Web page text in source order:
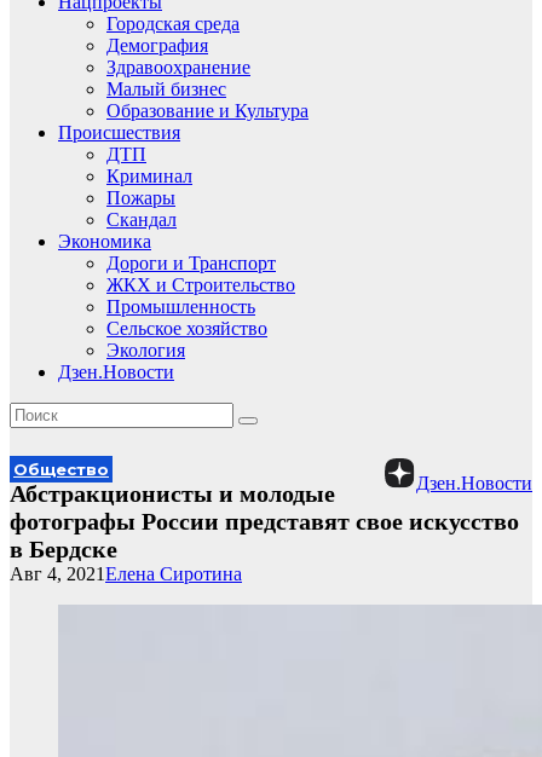
Городская среда
Демография
Здравоохранение
Малый бизнес
Образование и Культура
Происшествия
ДТП
Криминал
Пожары
Скандал
Экономика
Дороги и Транспорт
ЖКХ и Строительство
Промышленность
Сельское хозяйство
Экология
Дзен.Новости
Дзен.Новости
Общество
Абстракционисты и молодые
фотографы России представят свое искусство
в Бердске
Елена Сиротина
Авг 4, 2021